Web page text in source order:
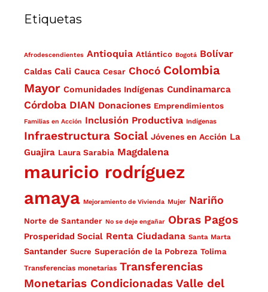
Etiquetas
Afrodescendientes Antioquia Atlántico Bogotá Bolívar
Caldas Cali Cauca Cesar Chocó Colombia
Mayor Comunidades Indígenas Cundinamarca
Córdoba DIAN Donaciones Emprendimientos
Familias en Acción Inclusión Productiva Indígenas
Infraestructura Social Jóvenes en Acción La
Guajira Laura Sarabia Magdalena
mauricio rodríguez
amaya Mejoramiento de Vivienda Mujer Nariño
Norte de Santander No se deje engañar Obras Pagos
Prosperidad Social Renta Ciudadana Santa Marta
Santander Sucre Superación de la Pobreza Tolima
Transferencias monetarias Transferencias
Monetarias Condicionadas Valle del